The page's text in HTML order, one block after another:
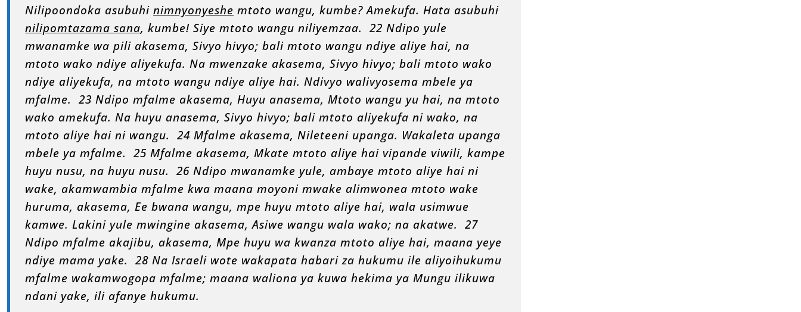
Nilipoondoka asubuhi nimnyonyeshe mtoto wangu, kumbe? Amekufa. Hata asubuhi
nilipomtazama sana, kumbe! Siye mtoto wangu niliyemzaa. 22 Ndipo yule
mwanamke wa pili akasema, Sivyo hivyo; bali mtoto wangu ndiye aliye hai, na
mtoto wako ndiye aliyekufa. Na mwenzake akasema, Sivyo hivyo; bali mtoto wako
ndiye aliyekufa, na mtoto wangu ndiye aliye hai. Ndivyo walivyosema mbele ya
mfalme. 23 Ndipo mfalme akasema, Huyu anasema, Mtoto wangu yu hai, na mtoto
wako amekufa. Na huyu anasema, Sivyo hivyo; bali mtoto aliyekufa ni wako, na
mtoto aliye hai ni wangu. 24 Mfalme akasema, Nileteeni upanga. Wakaleta upanga
mbele ya mfalme. 25 Mfalme akasema, Mkate mtoto aliye hai vipande viwili, kampe
huyu nusu, na huyu nusu. 26 Ndipo mwanamke yule, ambaye mtoto aliye hai ni
wake, akamwambia mfalme kwa maana moyoni mwake alimwonea mtoto wake
huruma, akasema, Ee bwana wangu, mpe huyu mtoto aliye hai, wala usimwue
kamwe. Lakini yule mwingine akasema, Asiwe wangu wala wako; na akatwe. 27
Ndipo mfalme akajibu, akasema, Mpe huyu wa kwanza mtoto aliye hai, maana yeye
ndiye mama yake. 28 Na Israeli wote wakapata habari za hukumu ile aliyoihukumu
mfalme wakamwogopa mfalme; maana waliona ya kuwa hekima ya Mungu ilikuwa
ndani yake, ili afanye hukumu.